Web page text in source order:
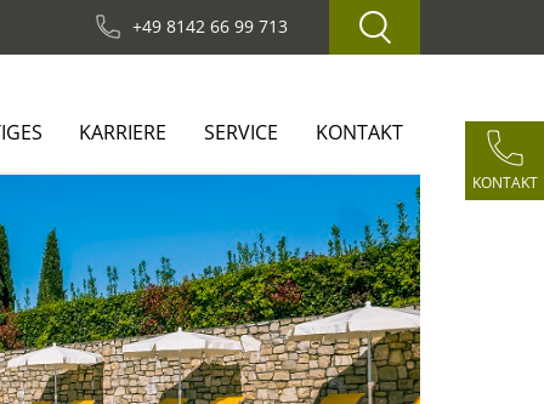
+49 8142 66 99 713
KONTAKT
KARRIERE SERVICE KONTAKT